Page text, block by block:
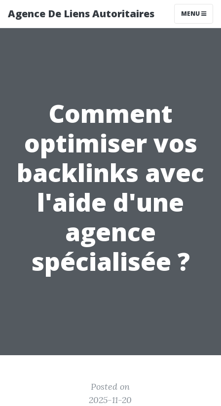
Agence De Liens Autoritaires MENU
Comment
optimiser vos
backlinks avec
l'aide d'une
agence
spécialisée ?
Posted on
2025-11-20